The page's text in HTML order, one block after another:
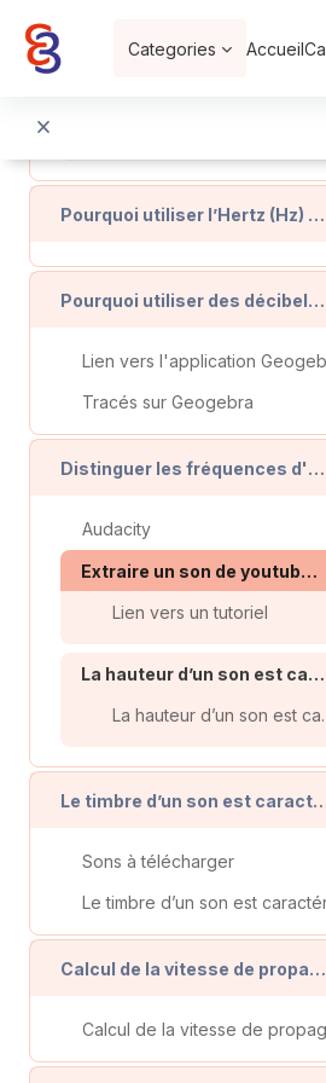
Categories Accueil
Pourquoi utiliser l’Hertz (Hz) et non la seconde (s) ?
Pourquoi utiliser des décibels (dB) et non des W/m2 ?
Tracés sur Geogebra
Distinguer les fréquences d'un son
Audacity
Extraire un son de youtube vers Audacity
Lien vers un tutoriel
La hauteur d’un son est caractérisée par sa fréquence
La hauteur
Le timbre d’un son est caractérisé par la forme du motif
Sons à télécharger
Calcul de la vitesse de propagation dans l’air